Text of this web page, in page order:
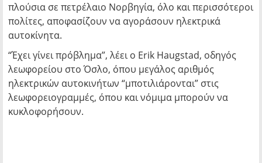
πλούσια σε πετρέλαιο Νορβηγία, όλο και περισσότεροι
πολίτες, αποφασίζουν να αγοράσουν ηλεκτρικά
αυτοκίνητα.
“Έχει γίνει πρόβλημα”, λέει ο Erik Haugstad, οδηγός
λεωφορείου στο Όσλο, όπου μεγάλος αριθμός
ηλεκτρικών αυτοκινήτων “μποτιλιάρονται” στις
λεωφορειογραμμές, όπου και νόμιμα μπορούν να
κυκλοφορήσουν.